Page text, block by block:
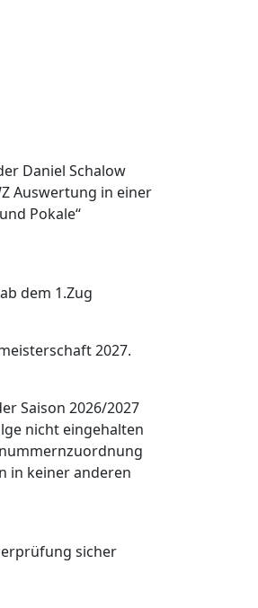
Daniel Schalow
Auswertung in einer
Pokale“
dem 1.Zug
2027.
Saison 2026/2027
nicht eingehalten
in keiner anderen
sicher